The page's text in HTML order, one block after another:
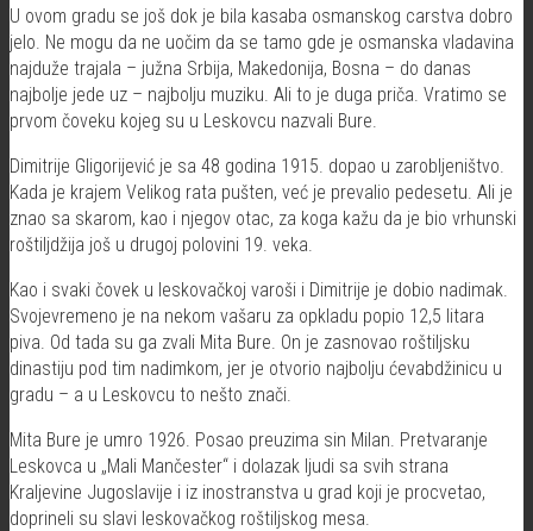
U ovom gradu se još dok je bila kasaba osmanskog carstva dobro
jelo. Ne mogu da ne uočim da se tamo gde je osmanska vladavina
najduže trajala – južna Srbija, Makedonija, Bosna – do danas
najbolje jede uz – najbolju muziku. Ali to je duga priča. Vratimo se
prvom čoveku kojeg su u Leskovcu nazvali Bure.
Dimitrije Gligorijević je sa 48 godina 1915. dopao u zarobljeništvo.
Kada je krajem Velikog rata pušten, već je prevalio pedesetu. Ali je
znao sa skarom, kao i njegov otac, za koga kažu da je bio vrhunski
roštiljdžija još u drugoj polovini 19. veka.
Kao i svaki čovek u leskovačkoj varoši i Dimitrije je dobio nadimak.
Svojevremeno je na nekom vašaru za opkladu popio 12,5 litara
piva. Od tada su ga zvali Mita Bure. On je zasnovao roštiljsku
dinastiju pod tim nadimkom, jer je otvorio najbolju ćevabdžinicu u
gradu – a u Leskovcu to nešto znači.
Mita Bure je umro 1926. Posao preuzima sin Milan. Pretvaranje
Leskovca u „Mali Mančester“ i dolazak ljudi sa svih strana
Kraljevine Jugoslavije i iz inostranstva u grad koji je procvetao,
doprineli su slavi leskovačkog roštiljskog mesa.